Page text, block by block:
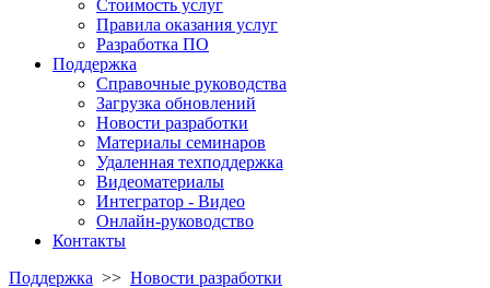
Стоимость услуг
Правила оказания услуг
Разработка ПО
Поддержка
Справочные руководства
Загрузка обновлений
Новости разработки
Материалы семинаров
Удаленная техподдержка
Видеоматериалы
Интегратор - Видео
Онлайн-руководство
Контакты
Поддержка >> Новости разработки